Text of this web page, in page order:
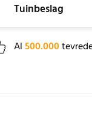
Tuinbeslag
Al500.000